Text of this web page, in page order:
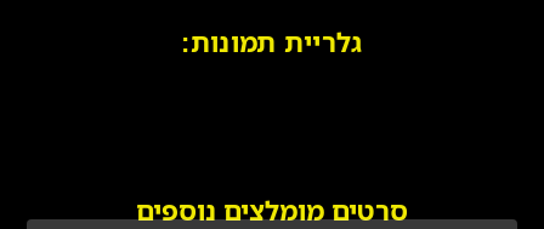
גלריית תמונות:
סרטים מומלצים נוספים